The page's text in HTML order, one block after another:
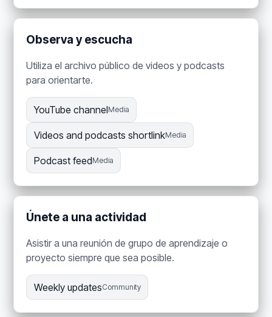
Observa y escucha
Utiliza el archivo público de videos y podcasts
para orientarte.
YouTube channelMedia
Videos and podcasts shortlinkMedia
Podcast feedMedia
Únete a una actividad
Asistir a una reunión de grupo de aprendizaje o
proyecto siempre que sea posible.
Weekly updatesCommunity